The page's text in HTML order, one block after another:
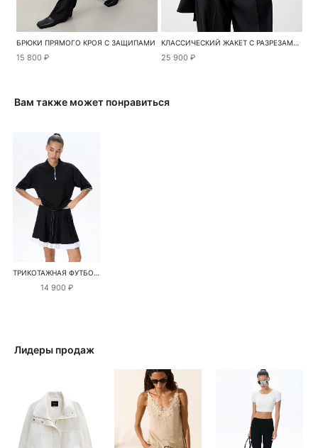
БРЮКИ ПРЯМОГО КРОЯ С ЗАЩИПАМИ
15 800 ₽
КЛАССИЧЕСКИЙ ЖАКЕТ С РАЗРЕЗАМИ ПО БОКАМ
25 900 ₽
Вам также может понравиться
ТРИКОТАЖНАЯ ФУТБОЛКА ПОЛО ИЗ ВИСКОЗЫ
14 900 ₽
Лидеры продаж